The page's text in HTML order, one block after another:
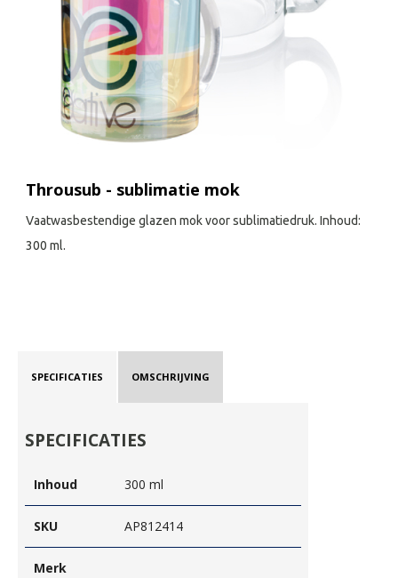
Throusub - sublimatie mok
Vaatwasbestendige glazen mok voor sublimatiedruk. Inhoud:
300 ml.
SPECIFICATIES OMSCHRIJVING
SPECIFICATIES
Inhoud 300 ml
SKU AP812414
Merk